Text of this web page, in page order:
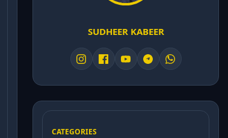
SUDHEER KABEER
CATEGORIES